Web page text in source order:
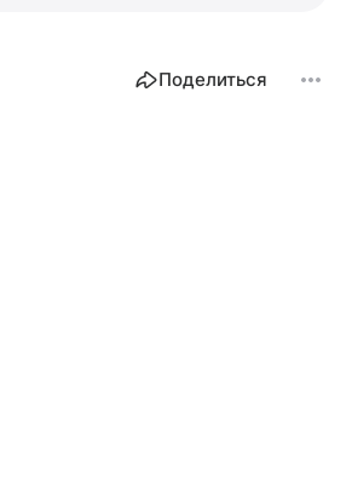
Поделиться